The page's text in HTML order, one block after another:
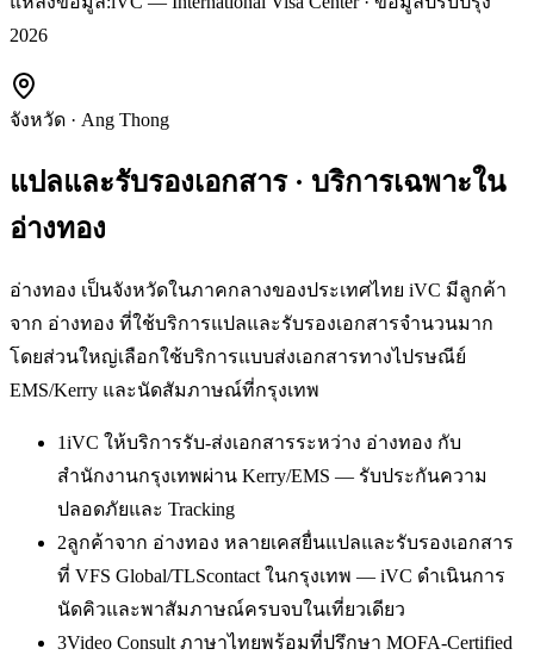
2026
จังหวัด · Ang Thong
แปลและรับรองเอกสาร· บริการเฉพาะใน
อ่างทอง
อ่างทอง เป็นจังหวัดในภาคกลางของประเทศไทย iVC มีลูกค้า
จาก อ่างทอง ที่ใช้บริการแปลและรับรองเอกสารจำนวนมาก
โดยส่วนใหญ่เลือกใช้บริการแบบส่งเอกสารทางไปรษณีย์
EMS/Kerry และนัดสัมภาษณ์ที่กรุงเทพ
1iVC ให้บริการรับ-ส่งเอกสารระหว่าง อ่างทอง กับ
สำนักงานกรุงเทพผ่าน Kerry/EMS — รับประกันความ
ปลอดภัยและ Tracking
2ลูกค้าจาก อ่างทอง หลายเคสยื่นแปลและรับรองเอกสาร
ที่ VFS Global/TLScontact ในกรุงเทพ — iVC ดำเนินการ
นัดคิวและพาสัมภาษณ์ครบจบในเที่ยวเดียว
3Video Consult ภาษาไทยพร้อมที่ปรึกษา MOFA-Certified